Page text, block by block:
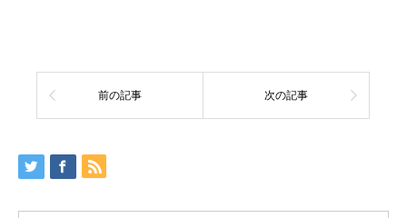
前の記事 次の記事